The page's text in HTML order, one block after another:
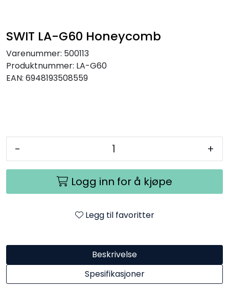
SWIT LA-G60 Honeycomb
Varenummer: 500113
Produktnummer: LA-G60
EAN: 6948193508559
- +
Logg inn for å kjøpe
Legg til favoritter
Beskrivelse
Spesifikasjoner